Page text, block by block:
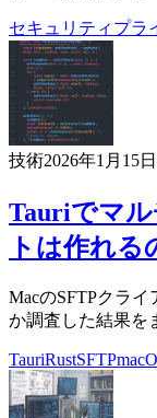
セキュリティ プラ
技術2026年1月15
Tauriでマ
トは作れる
MacのSFTPクラ
か調査した結果を
TauriRustSFTP